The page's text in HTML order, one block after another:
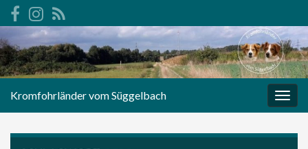
Kromfohrländer vom Süggelbach